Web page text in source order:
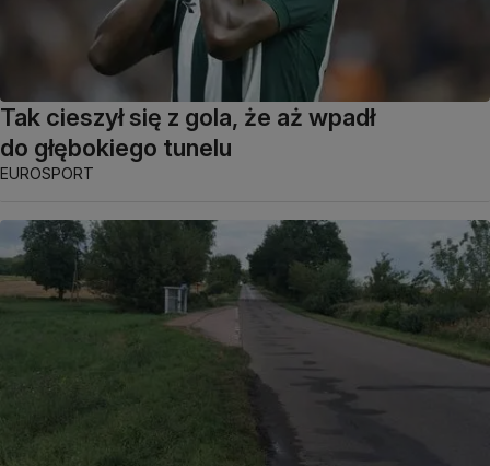
Tak cieszył się z gola, że aż wpadł
do głębokiego tunelu
EUROSPORT